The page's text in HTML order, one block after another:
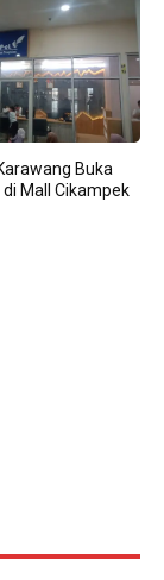
Buka
di Mall Cikampek